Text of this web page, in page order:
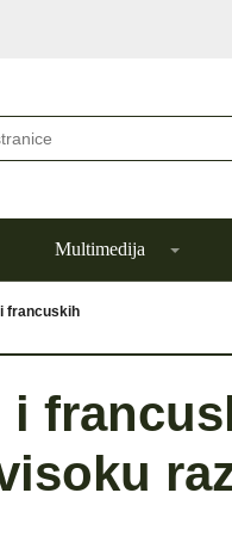
Multimedija
francuskih
i